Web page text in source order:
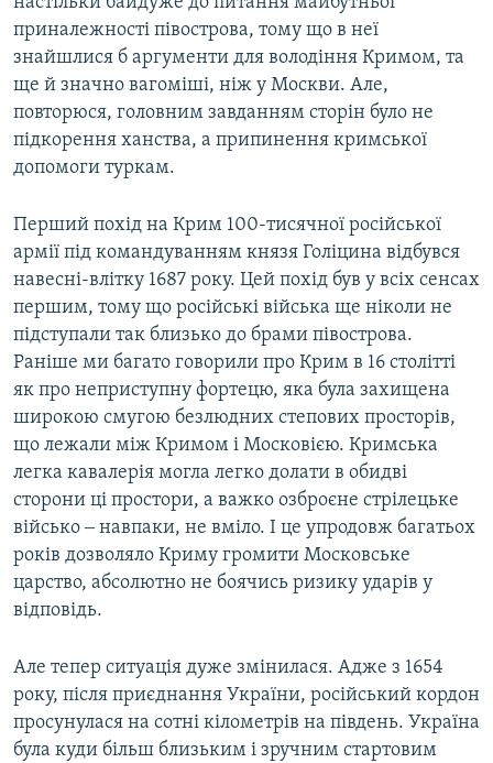
приналежності півострова, тому що в неї
знайшлися б аргументи для володіння Кримом, та
ще й значно вагоміші, ніж у Москви. Але,
повторюся, головним завданням сторін було не
підкорення ханства, а припинення кримської
допомоги туркам.
Перший похід на Крим 100-тисячної російської
армії під командуванням князя Голіцина відбувся
навесні-влітку 1687 року. Цей похід був у всіх сенсах
першим, тому що російські війська ще ніколи не
підступали так близько до брами півострова.
Раніше ми багато говорили про Крим в 16 столітті
як про неприступну фортецю, яка була захищена
широкою смугою безлюдних степових просторів,
що лежали між Кримом і Московією. Кримська
легка кавалерія могла легко долати в обидві
сторони ці простори, а важко озброєне стрілецьке
військо ‒ навпаки, не вміло. І це упродовж багатьох
років дозволяло Криму громити Московське
царство, абсолютно не боячись ризику ударів у
відповідь.
Але тепер ситуація дуже змінилася. Адже з 1654
року, після приєднання України, російський кордон
просунулася на сотні кілометрів на південь. Україна
була куди більш близьким і зручним стартовим